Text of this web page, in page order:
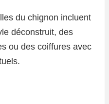
du chignon incluent
déconstruit, des
ou des coiffures avec